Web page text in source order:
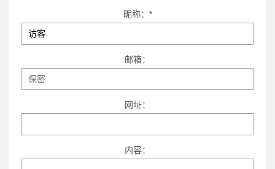
昵称：*
邮箱：
网址：
内容：